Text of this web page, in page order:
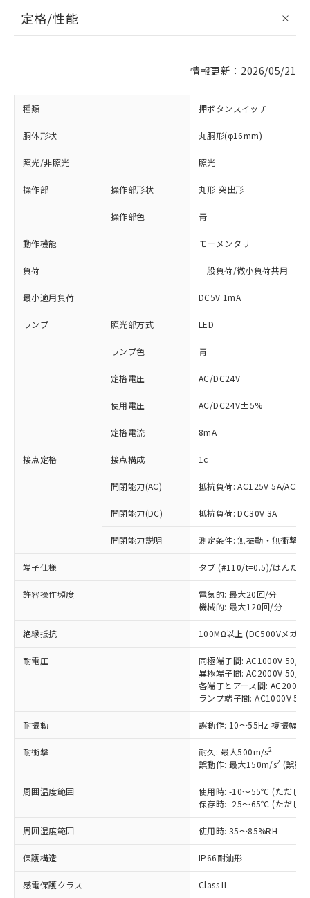
定格/性能
情報更新：2026/05/21
種類 押ボタンスイッチ
胴体形状 丸胴形(φ16mm)
照光/非照光 照光
操作部 操作部形状 丸形 突出形
操作部色 青
動作機能 モーメンタリ
負荷 一般負荷/微小負荷共用
最小適用負荷 DC5V 1mA
ランプ 照光部方式 LED
ランプ色 青
定格電圧 AC/DC24V
使用電圧 AC/DC24V±5%
定格電流 8mA
接点定格 接点構成 1c
開閉能力(AC) 抵抗負荷: AC125V 5A/
開閉能力(DC) 抵抗負荷: DC30V 3A
開閉能力説明 測定条件: 無振動・無衝撃
端子仕様 タブ (#110/t=0.5)/はんだづ
許容操作頻度
電気的: 最大20回/分
機械的: 最大120回/分
絶縁抵抗 100MΩ以上 (DC500Vメガ)
耐電圧
同極端子間: AC1000V 50/
異極端子間: AC2000V 50/
各端子とアース間:
ランプ端子間: AC1000V
耐振動 誤動作: 10～55Hz 複振幅
耐衝撃 耐久: 最大500m/s2
誤動作: 最大150m/s2 (誤動
周囲温度範囲
使用時: -10～55℃ (ただし
保存時: -25～65℃ (ただし
周囲湿度範囲 使用時: 35～85%RH
保護構造 IP66耐油形
感電保護クラス Class II
ご利用条件
以下の条件をお読みいただき、同意のうえ
本サービスは、当社制御機器事業取扱
商品の当社在庫状況および標準価格
(税抜)を提供させていただくもので
当社制御機器事業取扱商品の中には、
本サービスの対象外となる商品もある
在庫状況および標準価格照会結果は、
記載している更新日時点での社内デー
タに基づき作成されるものであり、閲
覧された時点での実際の在庫および標
準価格とは異なる場合があることをご
了承ください。
※1 対応状況
対応済み：EU RoHS指令（10物質）の
非含有に対応した製品が提供可能な商品で
対応予定：EU RoHS指令（10物質）の非含
有に対応した製品に切り替える予定のある
対応予定なし：EU RoHS指令（10物質）の
非含有に非対応の商品で、対応品を出す予
調査・確認中：EU RoHS指令（10物質）の
非含有の対応状況を調査中または確認中の
非該当品：ライセンス料など無形物で、有
害物質有無と関係のない商品です。
仕入先様の事情により、非含有部品として
いたものが、含有品と判明した場合などや
むを得ず変更することがあります。
ミウム(Cd) 100ppm以下、
六価クロム(Cr(Ⅵ)) 1000ppm以下、ポリ臭化ビフェニル
類(PBB) 1000ppm以下、ポリ臭化ジフェニルエーテル類
(PBDE) 1000ppm以下、フタル酸ビス(2-エチルヘキシ
「○」：最大均質材料含有率が中国RoHSの
基準値以下であることを示します。
「×」：最大均質材料含有率が中国RoHSの
基準値を超えていることを示します。
「－」：未確認です。当社販売部門へお問
Pb(鉛) :1000ppm、 Hg(水銀) : 1000ppm、 Cd(カドミウ
Cr(Ⅵ)(六価クロム) : 1000ppm、 PBBs(ポリ臭化ビフェ
当社は、これら貴社製品のうち、外国
為替および外国貿易法に定める商品
（以下｢規制貨物等」という）を輸出
または国外への提供する場合は、日本
国政府の輸出許可(または役務取引許
可)を取得するなどの必要な手続きを
とります。